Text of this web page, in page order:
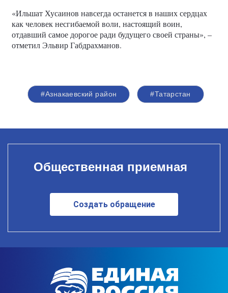
«Ильшат Хусаинов навсегда останется в наших сердцах
как человек несгибаемой воли, настоящий воин,
отдавший самое дорогое ради будущего своей страны», –
отметил Эльвир Габдрахманов.
#Азнакаевский район #Татарстан
Общественная приемная
Создать обращение